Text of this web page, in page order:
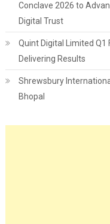
Conclave 2026 to
Digital Trust
Quint Digital Limited
Delivering Results
Shrewsbury
Bhopal